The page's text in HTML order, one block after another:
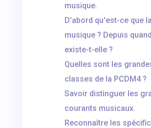
musique.
D'abord qu'est-ce que la
musique ? Depuis quand
existe-t-elle ?
Quelles sont les
classes de la PCDM4 ?
Savoir distinguer les
courants musicaux.
Reconnaître les